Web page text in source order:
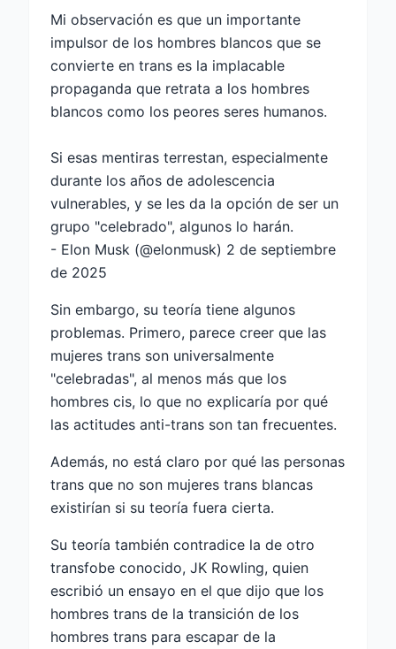
Mi observación es que un importante
impulsor de los hombres blancos que se
convierte en trans es la implacable
propaganda que retrata a los hombres
blancos como los peores seres humanos.
Si esas mentiras terrestan, especialmente
durante los años de adolescencia
vulnerables, y se les da la opción de ser un
grupo "celebrado", algunos lo harán.
- Elon Musk (@elonmusk) 2 de septiembre
de 2025
Sin embargo, su teoría tiene algunos
problemas. Primero, parece creer que las
mujeres trans son universalmente
"celebradas", al menos más que los
hombres cis, lo que no explicaría por qué
las actitudes anti-trans son tan frecuentes.
Además, no está claro por qué las personas
trans que no son mujeres trans blancas
existirían si su teoría fuera cierta.
Su teoría también contradice la de otro
transfobe conocido, JK Rowling, quien
escribió un ensayo en el que dijo que los
hombres trans de la transición de los
hombres trans para escapar de la